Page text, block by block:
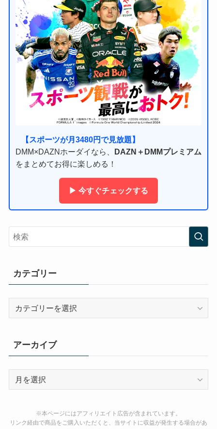
【スポーツが月3480円で見放題】
DMM×DAZNホーダイなら、
DAZN＋DMMプレミアム
をまとめてお得に楽しめる！
▶ 今すぐチェックする
カテゴリー
リ
ー
アーカイブ
ブ
※本ページにはアフィリエイト広告が含まれています。
リンク経由で商品をご購入いただくと、当サイトに収益が発生する場合があ